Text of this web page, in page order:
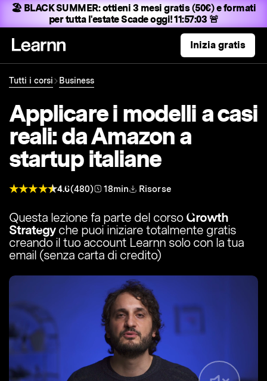
🏖️ BLACK SUMMER:ottieni 3 mesi gratis (50€) e formati
per tutta l'estateScade oggi! 11:57:01 🚨
Inizia gratis
Tutti i corsi Business
Applicare i modelli a casi
reali: da Amazon a
startup italiane
4.6(480) 18min Risorse
Questa lezione fa parte del corso Growth
Strategyche puoi iniziare totalmente gratis
creando il tuo account Learnn solo con la tua
email (senza carta di credito)